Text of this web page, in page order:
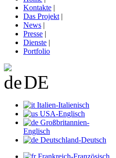
Kontakte |
Das Projekt |
News |
Presse |
Dienste |
Portfolio
DE
Italien-Italienisch
USA-Englisch
Großbritannien-
Englisch
Deutschland-Deutsch
Frankreich-Französisch